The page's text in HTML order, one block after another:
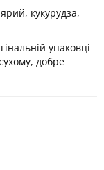
кукурудза,
упаковці
добре